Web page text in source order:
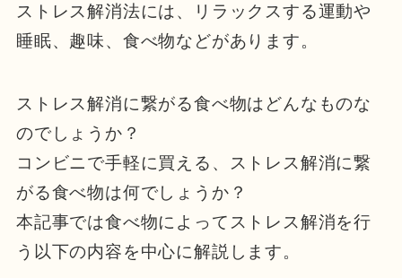
ストレス解消法には、リラックスする運動や
睡眠、趣味、食べ物などがあります。
ストレス解消に繋がる食べ物はどんなものな
のでしょうか？
コンビニで手軽に買える、ストレス解消に繋
がる食べ物は何でしょうか？
本記事では食べ物によってストレス解消を行
う以下の内容を中心に解説します。